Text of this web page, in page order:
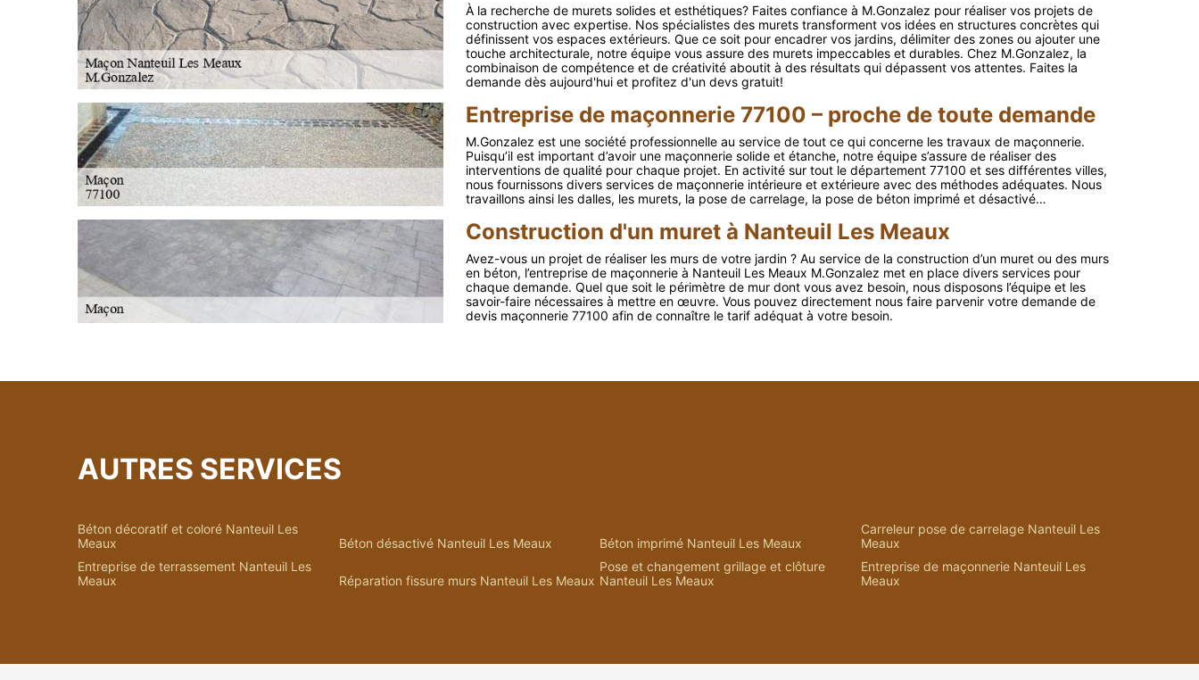
À la recherche de murets solides et esthétiques? Faites confiance à M.Gonzalez pour réaliser vos projets de
construction avec expertise. Nos spécialistes des murets transforment vos idées en structures concrètes qui
définissent vos espaces extérieurs. Que ce soit pour encadrer vos jardins, délimiter des zones ou ajouter une
touche architecturale, notre équipe vous assure des murets impeccables et durables. Chez M.Gonzalez, la
combinaison de compétence et de créativité aboutit à des résultats qui dépassent vos attentes. Faites la
demande dès aujourd'hui et profitez d'un devs gratuit!
Entreprise de maçonnerie 77100 – proche de toute demande
M.Gonzalez est une société professionnelle au service de tout ce qui concerne les travaux de maçonnerie.
Puisqu’il est important d’avoir une maçonnerie solide et étanche, notre équipe s’assure de réaliser des
interventions de qualité pour chaque projet. En activité sur tout le département 77100 et ses différentes villes,
nous fournissons divers services de maçonnerie intérieure et extérieure avec des méthodes adéquates. Nous
travaillons ainsi les dalles, les murets, la pose de carrelage, la pose de béton imprimé et désactivé…
Construction d'un muret à Nanteuil Les Meaux
Avez-vous un projet de réaliser les murs de votre jardin ? Au service de la construction d’un muret ou des murs
en béton, l’entreprise de maçonnerie à Nanteuil Les Meaux M.Gonzalez met en place divers services pour
chaque demande. Quel que soit le périmètre de mur dont vous avez besoin, nous disposons l’équipe et les
savoir-faire nécessaires à mettre en œuvre. Vous pouvez directement nous faire parvenir votre demande de
devis maçonnerie 77100 afin de connaître le tarif adéquat à votre besoin.
AUTRES SERVICES
Béton décoratif et coloré Nanteuil Les
Meaux
Béton désactivé Nanteuil Les Meaux Béton imprimé Nanteuil Les Meaux
Carreleur pose de carrelage Nanteuil Les
Meaux
Entreprise de terrassement Nanteuil Les
Meaux
Réparation fissure murs Nanteuil Les Meaux
Pose et changement grillage et clôture
Nanteuil Les Meaux
Entreprise de maçonnerie Nanteuil Les
Meaux